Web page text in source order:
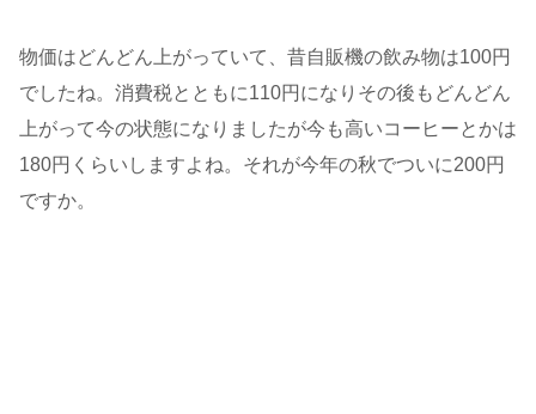
物価はどんどん上がっていて、昔自販機の飲み物は100円
でしたね。消費税とともに110円になりその後もどんどん
上がって今の状態になりましたが今も高いコーヒーとかは
180円くらいしますよね。それが今年の秋でついに200円
ですか。